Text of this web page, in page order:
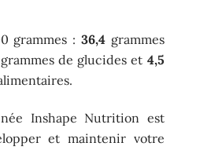
grammes : 36,4grammes
grammes de glucides et 4,5
Inshape Nutrition est
et maintenir votre